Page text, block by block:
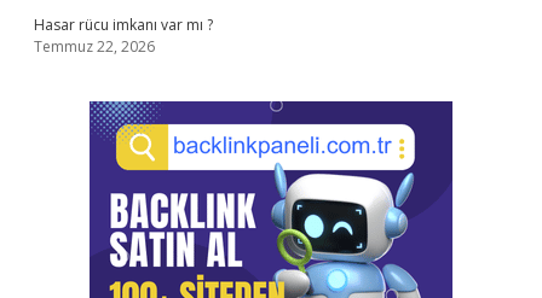
Hasar rücu imkanı var mı ?
Temmuz 22, 2026